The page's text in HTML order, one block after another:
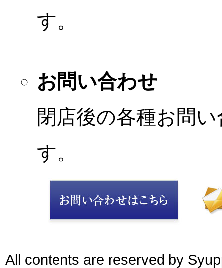
す。
お問い合わせ
閉店後の各種お問
す。
All contents are reserved by